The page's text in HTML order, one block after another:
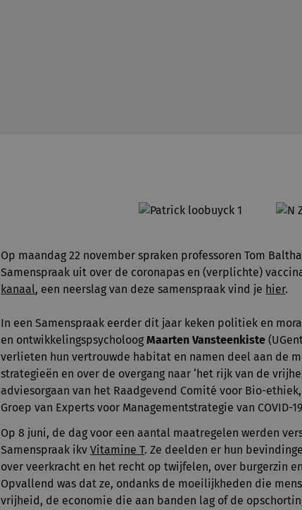
Op maandag 22 november spraken professoren Tom
Samenspraak uit over de coronapas en (verplichte)
kanaal, een neerslag van deze samenspraak vind je hier.
In een Samenspraak eerder dit jaar keken politiek en
en ontwikkelingspsycholoogMaarten Vansteenkiste
verlieten hun vertrouwde habitat en namen deel aan de
strategieën en over de overgang naar ‘het rijk van de
adviesorgaan van het Raadgevend Comité voor Bio-
Groep van Experts voor Managementstrategie van COVID-
Op 8 juni, de dag voor een aantal maatregelen werden
Samenspraak ikvVitamine T. Ze deelden er hun
over veerkracht en het recht op twijfelen, over burgerzin
Opvallend was dat ze, ondanks de moeilijkheden die
vrijheid, de economie die aan banden lag of de